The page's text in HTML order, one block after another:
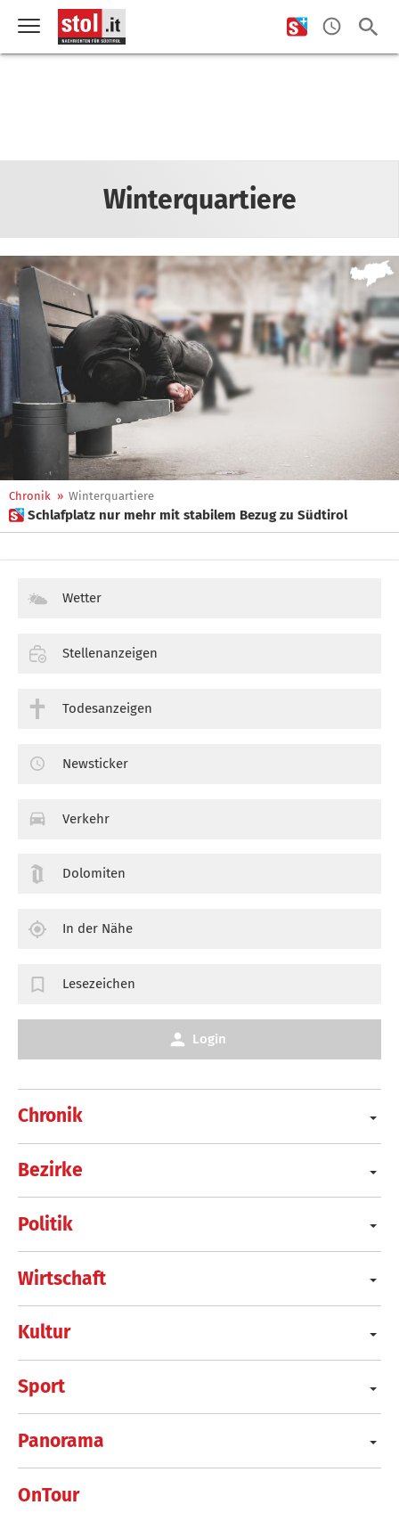
Winterquartiere
Chronik » Winterquartiere
 Schlafplatz nur mehr mit stabilem Bezug zu Südtirol
Chronik
Bezirke
Politik
Wirtschaft
Kultur
Sport
Panorama
OnTour
Wetter
Stellenanzeigen
Todesanzeigen
Newsticker
Verkehr
Dolomiten
In der Nähe
Lesezeichen
Login